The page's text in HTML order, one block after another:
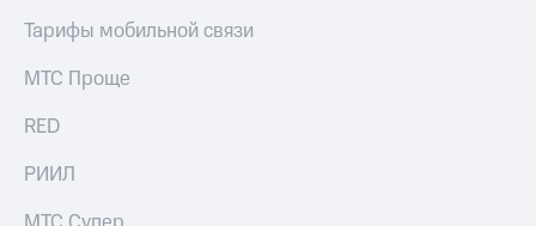
Тарифы мобильной связи
МТС Проще
RED
РИИЛ